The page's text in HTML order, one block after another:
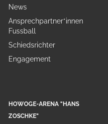
News
Ansprechpartner*innen
Fussball
Schiedsrichter
Engagement
HOWOGE-ARENA "HANS
ZOSCHKE"